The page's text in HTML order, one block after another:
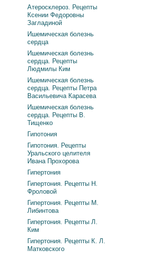
Атеросклероз. Рецепты
Ксении Федоровны
Загладиной
Ишемическая болезнь
сердца
Ишемическая болезнь
сердца. Рецепты
Людмилы Ким
Ишемическая болезнь
сердца. Рецепты Петра
Васильевича Карасева
Ишемическая болезнь
сердца. Рецепты В.
Тищенко
Гипотония
Гипотония. Рецепты
Уральского целителя
Ивана Прохорова
Гипертония
Гипертония. Рецепты Н.
Фроловой
Гипертония. Рецепты М.
Либинтова
Гипертония. Рецепты Л.
Ким
Гипертония. Рецепты К. Л.
Матковского